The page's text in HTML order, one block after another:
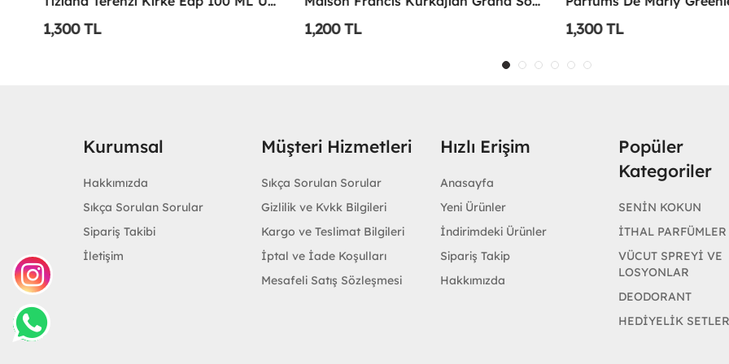
1,300 TL 1,200 TL 1,300 TL
Kurumsal
Hakkımızda
Sıkça Sorulan Sorular
Sipariş Takibi
İletişim
Müşteri Hizmetleri
Sıkça Sorulan Sorular
Gizlilik ve Kvkk Bilgileri
Kargo ve Teslimat Bilgileri
İptal ve İade Koşulları
Mesafeli Satış Sözleşmesi
Hızlı Erişim
Anasayfa
Yeni Ürünler
İndirimdeki Ürünler
Sipariş Takip
Hakkımızda
Popüler
Kategoriler
SENİN KOKUN
İTHAL PARFÜMLER
VÜCUT SPREYİ VE
LOSYONLAR
DEODORANT
HEDİYELİK SETLER